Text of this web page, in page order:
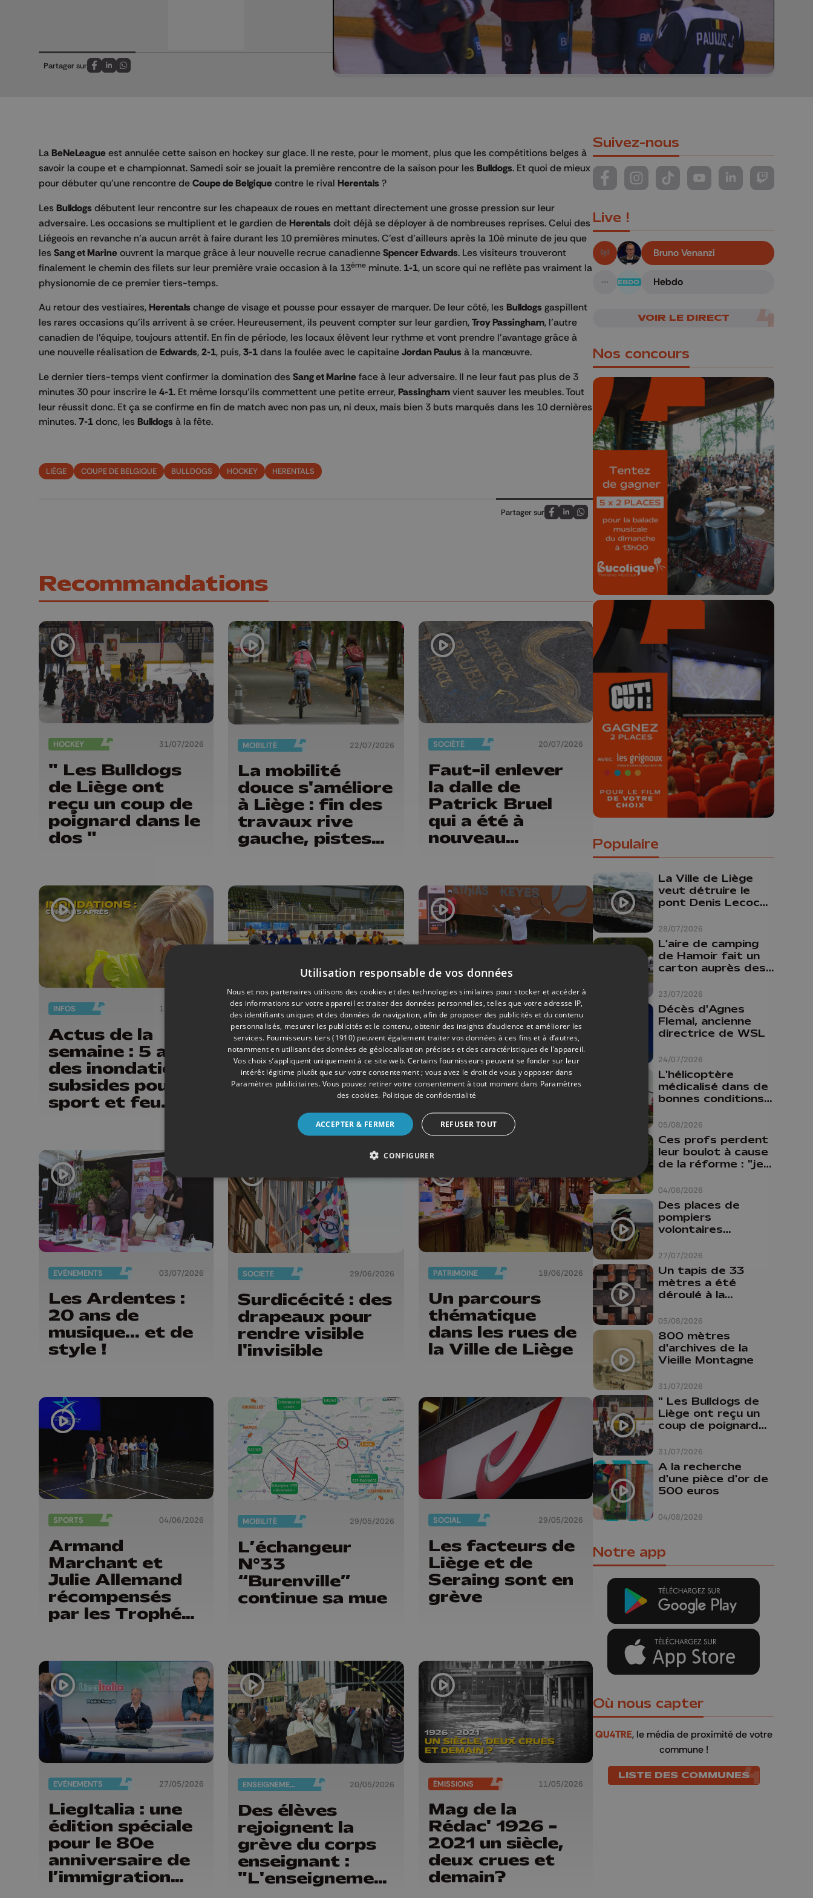
Partager sur
Partagez sur FaceBook
Partagez sur LinkedIn
Partagez sur Whatsapp
La BeNeLeague est annulée cette saison en hockey sur glace. Il ne reste, pour le moment, plus que les compétitions belges à
savoir la coupe et e championnat. Samedi soir se jouait la première rencontre de la saison pour les Bulldogs. Et quoi de mieux
pour débuter qu'une rencontre de Coupe de Belgique contre le rival Herentals ?
Les Bulldogs débutent leur rencontre sur les chapeaux de roues en mettant directement une grosse pression sur leur
adversaire. Les occasions se multiplient et le gardien de Herentals doit déjà se déployer à de nombreuses reprises. Celui des
Liégeois en revanche n’a aucun arrêt à faire durant les 10 premières minutes. C’est d’ailleurs après la 10è minute de jeu que
les Sang et Marine ouvrent la marque grâce à leur nouvelle recrue canadienne Spencer Edwards. Les visiteurs trouveront
finalement le chemin des filets sur leur première vraie occasion à la 13ème minute. 1-1, un score qui ne reflète pas vraiment la
physionomie de ce premier tiers-temps.
Au retour des vestiaires, Herentals change de visage et pousse pour essayer de marquer. De leur côté, les Bulldogs gaspillent
les rares occasions qu’ils arrivent à se créer. Heureusement, ils peuvent compter sur leur gardien, Troy Passingham, l’autre
canadien de l’équipe, toujours attentif. En fin de période, les locaux élèvent leur rythme et vont prendre l’avantage grâce à
une nouvelle réalisation de Edwards, 2-1, puis, 3-1 dans la foulée avec le capitaine Jordan Paulus à la manœuvre.
Le dernier tiers-temps vient confirmer la domination des Sang et Marine face à leur adversaire. Il ne leur faut pas plus de 3
minutes 30 pour inscrire le 4-1. Et même lorsqu’ils commettent une petite erreur, Passingham vient sauver les meubles. Tout
leur réussit donc. Et ça se confirme en fin de match avec non pas un, ni deux, mais bien 3 buts marqués dans les 10 dernières
minutes. 7-1 donc, les Bulldogs à la fête.
LIÈGE COUPE DE BELGIQUE BULLDOGS HOCKEY HERENTALS
Partager sur
Partagez sur FaceBook
Partagez sur LinkedIn
Partagez sur Whatsapp
Recommandations
HOCKEY 31/07/2026
" Les Bulldogs
de Liège ont
reçu un coup de
poignard dans le
dos "
MOBILITÉ 22/07/2026
La mobilité
douce s'améliore
à Liège : fin des
travaux rive
gauche, pistes
Guillemins...
SOCIÉTÉ 20/07/2026
Faut-il enlever
la dalle de
Patrick Bruel
qui a été à
nouveau
sont en
vacances"
INFOS 17/07/2026
Actus de la
semaine : 5 ans
des inondations,
subsides pour le
sport et feu
HOCKEY 17/07/2026
Hockey: les
Bulldogs
renversés par la
fin de la CEHL et
conséquences
TENNIS 08/07/2026
Province Open :
entrée réussi
pour Gauthier
Onclin !
EVÈNEMENTS 03/07/2026
Les Ardentes :
20 ans de
musique... et de
style !
SOCIÉTÉ 29/06/2026
Surdicécité : des
drapeaux pour
rendre visible
l'invisible
PATRIMOINE 18/06/2026
Un parcours
thématique
dans les rues de
la Ville de Liège
SPORTS 04/06/2026
Armand
Marchant et
Julie Allemand
récompensés
par les Trophées
Liège
MOBILITÉ 29/05/2026
L’échangeur
N°33
“Burenville”
continue sa mue
SOCIAL 29/05/2026
Les facteurs de
Liège et de
Seraing sont en
grève
EVÈNEMENTS 27/05/2026
LiegItalia : une
édition spéciale
pour le 80e
anniversaire de
l’immigration
ENSEIGNEMENT 20/05/2026
Des élèves
rejoignent la
grève du corps
enseignant :
"L'enseignement
ÉMISSIONS 11/05/2026
Mag de la
Rédac' 1926 -
2021 un siècle,
deux crues et
demain?
Suivez-nous
Suivez-nous sur FaceBook
Suivez-nous sur Instagram
Suivez-nous sur TikTok
Suivez-nous sur YouTube
Suivez-nous sur
Suivez-
Live !
En live!
Bruno Venanzi
A suivre
Hebdo
VOIR LE DIRECT
Nos concours
🎁 Gagnez 5x2
places pour le
Bucolique Ferrières
Festival 🌿🎶
Concours valable jusqu'au 9 août,
23h59.
🎬 Concours CUT x
Les Grignoux ✨
Concours permanent - 2 places à
gagner chaque semaine !
Populaire
28/07/2026
La Ville de Liège
veut détruire le
pont Denis Lecocq
budget pour le
faire
23/07/2026
L'aire de camping
de Hamoir fait un
carton auprès des
24/07/2026
Décès d'Agnes
Flemal, ancienne
directrice de WSL
05/08/2026
L'hélicoptère
médicalisé dans de
bonnes conditions à
04/08/2026
Ces profs perdent
leur boulot à cause
de la réforme : "je
comme prof que
comme
pharmacienne"
27/07/2026
Des places de
pompiers
volontaires
province de Liège :
"Un citoyen qui
n'est formé ne
peut pas nous
aider"
05/08/2026
Un tapis de 33
mètres a été
déroulé à la
Liège
31/07/2026
800 mètres
d'archives de la
Vieille Montagne
31/07/2026
" Les Bulldogs de
Liège ont reçu un
coup de poignard
04/08/2026
A la recherche
d'une pièce d'or de
500 euros
Notre app
Où nous capter
QU4TRE, le média de proximité de votre
commune !
LISTE DES COMMUNES
Utilisation responsable de vos données
Nous et nos partenaires utilisons des cookies et des technologies similaires pour stocker et accéder à
des informations sur votre appareil et traiter des données personnelles, telles que votre adresse IP,
des identifiants uniques et des données de navigation, afin de proposer des publicités et du contenu
personnalisés, mesurer les publicités et le contenu, obtenir des insights d’audience et améliorer les
services. Fournisseurs tiers (1910) peuvent également traiter vos données à ces fins et à d’autres,
notamment en utilisant des données de géolocalisation précises et des caractéristiques de l’appareil.
Vos choix s’appliquent uniquement à ce site web. Certains fournisseurs peuvent se fonder sur leur
intérêt légitime plutôt que sur votre consentement ; vous avez le droit de vous y opposer dans
Paramètres publicitaires. Vous pouvez retirer votre consentement à tout moment dans Paramètres
des cookies. Politique de confidentialité
ACCEPTER & FERMER REFUSER TOUT
CONFIGURER